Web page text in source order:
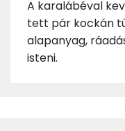
A karalábéval
tett pár kockán
alapanyag,
isteni.